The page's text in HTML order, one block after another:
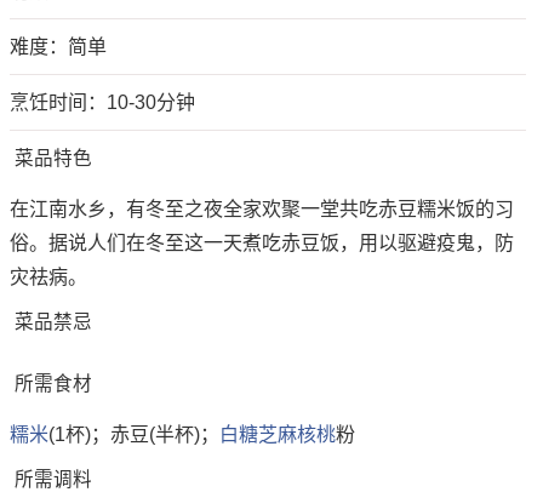
难度：简单
烹饪时间：10-30分钟
菜品特色
在江南水乡，有冬至之夜全家欢聚一堂共吃赤豆糯米饭的习
俗。据说人们在冬至这一天煮吃赤豆饭，用以驱避疫鬼，防
灾祛病。
菜品禁忌
所需食材
糯米(1杯)；赤豆(半杯)； 白糖芝麻核桃粉
所需调料